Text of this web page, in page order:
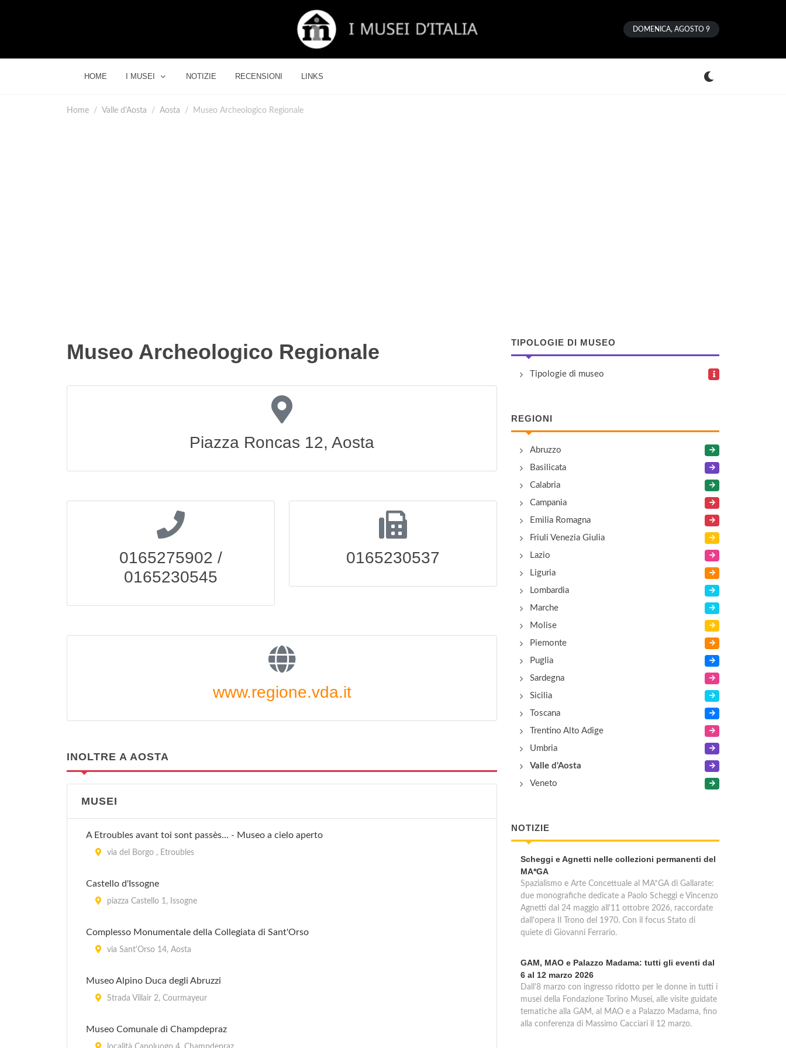
DOMENICA, AGOSTO 9
HOME I MUSEI NOTIZIE RECENSIONI LINKS
Home Valle d'Aosta Aosta Museo Archeologico Regionale
Museo Archeologico Regionale
Piazza Roncas 12, Aosta
0165275902 /
0165230545
0165230537
www.regione.vda.it
INOLTRE A AOSTA
MUSEI
A Etroubles avant toi sont passès... - Museo a cielo aperto
via del Borgo , Etroubles
Castello d'Issogne
piazza Castello 1, Issogne
Complesso Monumentale della Collegiata di Sant'Orso
via Sant'Orso 14, Aosta
Museo Alpino Duca degli Abruzzi
Strada Villair 2, Courmayeur
Museo Comunale di Champdepraz
TIPOLOGIE DI MUSEO
Tipologie di museo
REGIONI
Abruzzo
Basilicata
Calabria
Campania
Emilia Romagna
Friuli Venezia Giulia
Lazio
Liguria
Lombardia
Marche
Molise
Piemonte
Puglia
Sardegna
Sicilia
Toscana
Trentino Alto Adige
Umbria
Valle d'Aosta
Veneto
NOTIZIE
Scheggi e Agnetti nelle collezioni permanenti del
MA*GA
Spazialismo e Arte Concettuale al MA*GA di Gallarate:
due monografiche dedicate a Paolo Scheggi e Vincenzo
Agnetti dal 24 maggio all'11 ottobre 2026, raccordate
dall'opera Il Trono del 1970. Con il focus Stato di
quiete di Giovanni Ferrario.
GAM, MAO e Palazzo Madama: tutti gli eventi dal
6 al 12 marzo 2026
Dall'8 marzo con ingresso ridotto per le donne in tutti i
musei della Fondazione Torino Musei, alle visite guidate
tematiche alla GAM, al MAO e a Palazzo Madama, fino
alla conferenza di Massimo Cacciari il 12 marzo.